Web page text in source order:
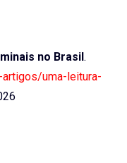
no Brasil.
uma-leitura-